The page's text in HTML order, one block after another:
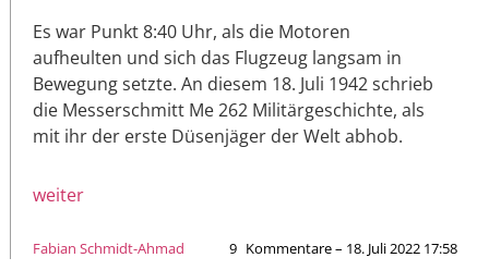
Es war Punkt 8:40 Uhr, als die Motoren
aufheulten und sich das Flugzeug langsam in
Bewegung setzte. An diesem 18. Juli 1942 schrieb
die Messerschmitt Me 262 Militärgeschichte, als
mit ihr der erste Düsenjäger der Welt abhob.
weiter
Fabian Schmidt-Ahmad 9 Kommentare – 18. Juli 2022 17:58